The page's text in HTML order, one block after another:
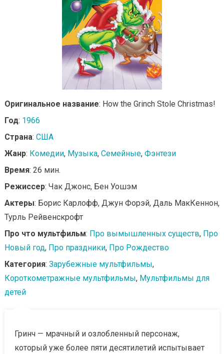
Оригинальное название: How the Grinch Stole Christmas!
Год: 1966
Страна: США
Жанр: Комедии, Музыка, Семейные, Фэнтези
Время: 26 мин.
Режиссер: Чак Джонс, Бен Уошэм
Актеры: Борис Карлофф, Джун Форэй, Даль МакКеннон,
Турль Рейвенскрофт
Про что мультфильм: Про вымышленных существ, Про
Новый год, Про праздники, Про Рождество
Категория: Зарубежные мультфильмы,
Короткометражные мультфильмы, Мультфильмы для
детей
Гринч — мрачный и озлобленный персонаж,
который уже более пяти десятилетий испытывает